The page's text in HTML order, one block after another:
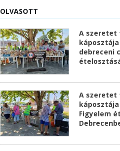
OLVASOTT
A
káposztája
debreceni
A
Figyelem